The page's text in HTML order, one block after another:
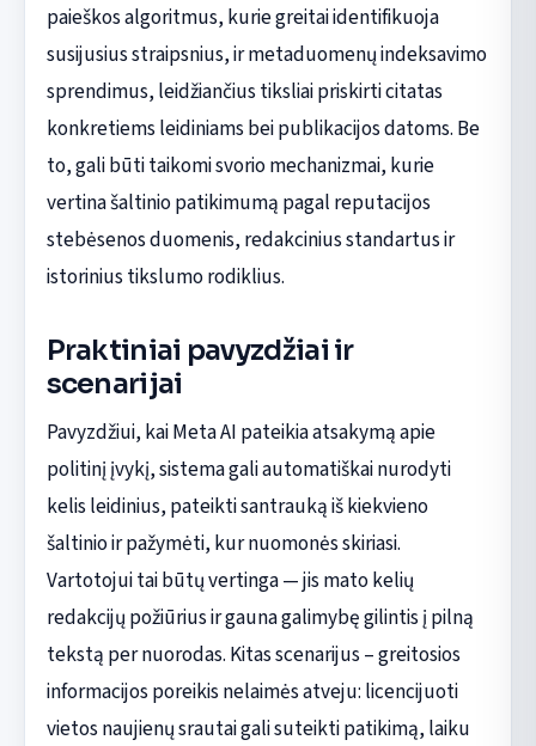
paieškos algoritmus, kurie greitai identifikuoja
susijusius straipsnius, ir metaduomenų indeksavimo
sprendimus, leidžiančius tiksliai priskirti citatas
konkretiems leidiniams bei publikacijos datoms. Be
to, gali būti taikomi svorio mechanizmai, kurie
vertina šaltinio patikimumą pagal reputacijos
stebėsenos duomenis, redakcinius standartus ir
istorinius tikslumo rodiklius.
Praktiniai pavyzdžiai ir
scenarijai
Pavyzdžiui, kai Meta AI pateikia atsakymą apie
politinį įvykį, sistema gali automatiškai nurodyti
kelis leidinius, pateikti santrauką iš kiekvieno
šaltinio ir pažymėti, kur nuomonės skiriasi.
Vartotojui tai būtų vertinga — jis mato kelių
redakcijų požiūrius ir gauna galimybę gilintis į pilną
tekstą per nuorodas. Kitas scenarijus – greitosios
informacijos poreikis nelaimės atveju: licencijuoti
vietos naujienų srautai gali suteikti patikimą, laiku